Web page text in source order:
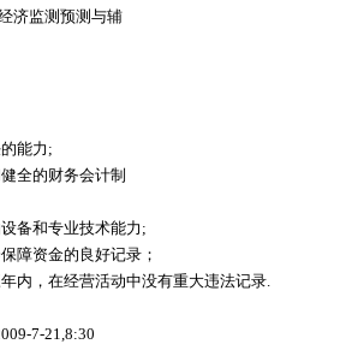
济监测预测与辅
能力;
全的财务会计制
备和专业技术能力;
障资金的良好记录；
内，在经营活动中没有重大违法记录.
7-21,8:30